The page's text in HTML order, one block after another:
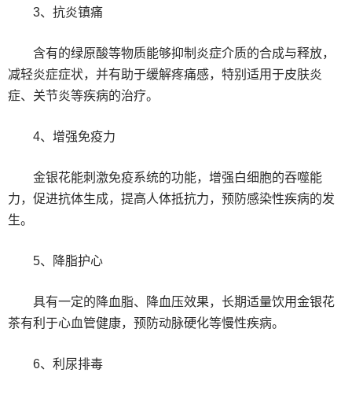
3、抗炎镇痛
含有的绿原酸等物质能够抑制炎症介质的合成与释放，
减轻炎症症状，并有助于缓解疼痛感，特别适用于皮肤炎
症、关节炎等疾病的治疗。
4、增强免疫力
金银花能刺激免疫系统的功能，增强白细胞的吞噬能
力，促进抗体生成，提高人体抵抗力，预防感染性疾病的发
生。
5、降脂护心
具有一定的降血脂、降血压效果，长期适量饮用金银花
茶有利于心血管健康，预防动脉硬化等慢性疾病。
6、利尿排毒